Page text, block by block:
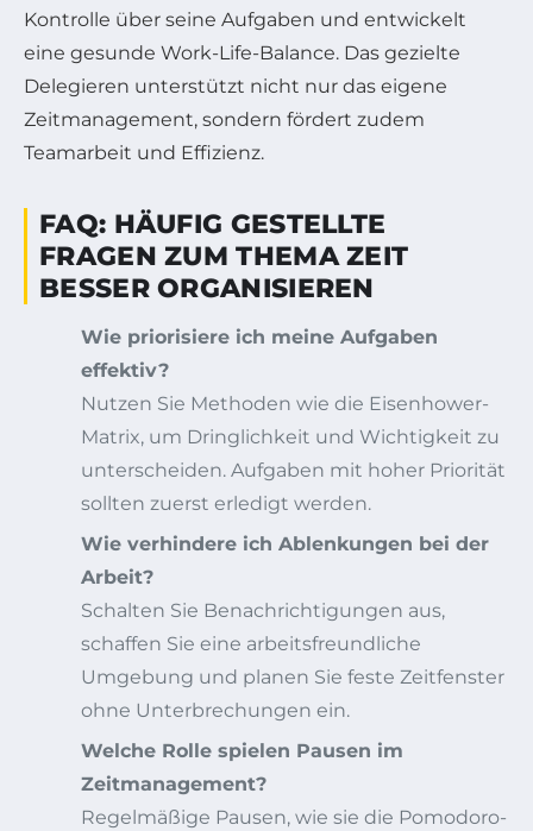
Kontrolle über seine Aufgaben und entwickelt
eine gesunde Work-Life-Balance. Das gezielte
Delegieren unterstützt nicht nur das eigene
Zeitmanagement, sondern fördert zudem
Teamarbeit und Effizienz.
FAQ: HÄUFIG GESTELLTE
FRAGEN ZUM THEMA ZEIT
BESSER ORGANISIEREN
Wie priorisiere ich meine Aufgaben
effektiv?
Nutzen Sie Methoden wie die Eisenhower-
Matrix, um Dringlichkeit und Wichtigkeit zu
unterscheiden. Aufgaben mit hoher Priorität
sollten zuerst erledigt werden.
Wie verhindere ich Ablenkungen bei der
Arbeit?
Schalten Sie Benachrichtigungen aus,
schaffen Sie eine arbeitsfreundliche
Umgebung und planen Sie feste Zeitfenster
ohne Unterbrechungen ein.
Welche Rolle spielen Pausen im
Zeitmanagement?
Regelmäßige Pausen, wie sie die Pomodoro-